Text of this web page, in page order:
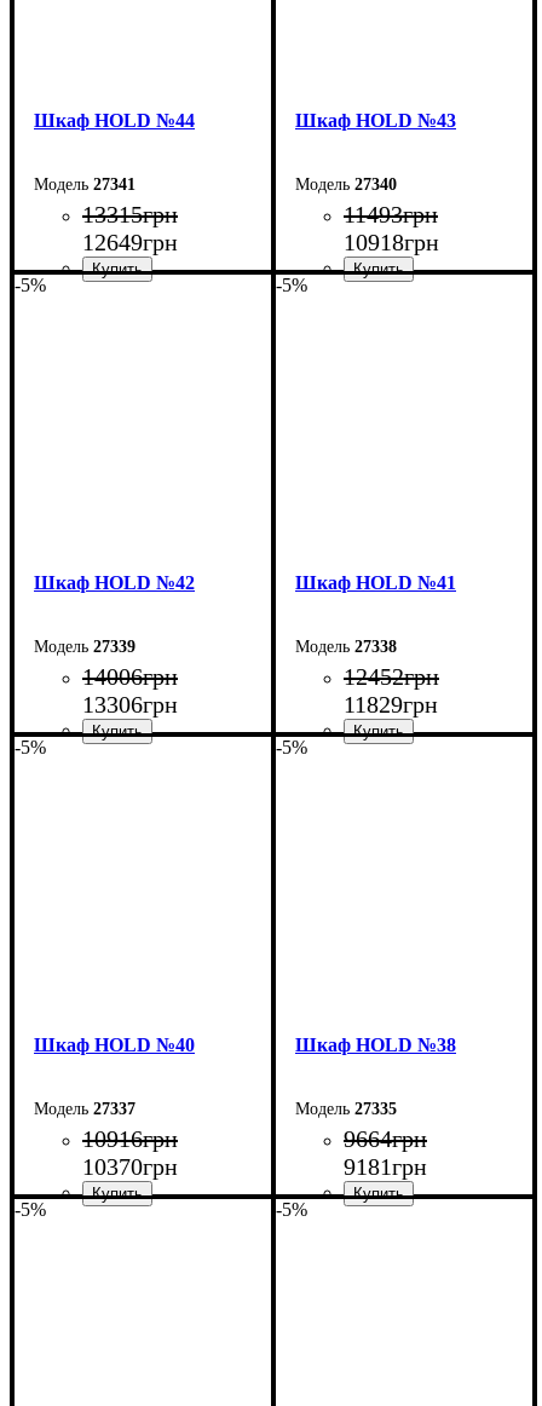
Шкаф НOLD №44
27341
13315грн
12649грн
Шкаф НOLD №43
27340
11493грн
10918грн
-5%
Шкаф НOLD №42
27339
14006грн
13306грн
-5%
Шкаф НOLD №41
27338
12452грн
11829грн
-5%
Шкаф НOLD №40
27337
10916грн
10370грн
-5%
Шкаф НOLD №38
27335
9664грн
9181грн
-5% -5%